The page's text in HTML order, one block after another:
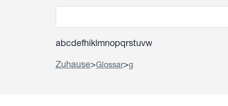
abcdefhiklmnopqrstuvw
Zuhause>Glossar>g